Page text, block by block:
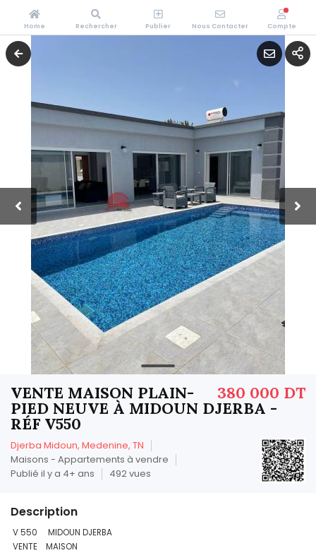
380 000 DT
VENTE MAISON PLAIN-
PIED NEUVE À MIDOUN DJERBA -
RÉF V550
Djerba Midoun, Medenine, TN
Maisons - Appartements à vendre
Publié il y a 4+ ans
492 vues
Description
V 550 MIDOUN DJERBA
VENTE MAISON
Home Rechercher Publier Nous Contacter Compte